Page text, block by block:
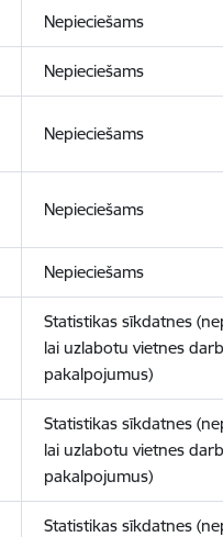
Nepieciešams
Nepieciešams
Nepieciešams
Nepieciešams
Nepieciešams
Statistikas sīkdatnes
lai uzlabotu vietnes
pakalpojumus)
Statistikas sīkdatnes
lai uzlabotu vietnes
pakalpojumus)
Statistikas sīkdatnes